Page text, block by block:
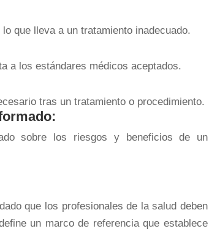
que lleva a un tratamiento inadecuado.
a los estándares médicos aceptados.
tras un tratamiento o procedimiento.
sobre los riesgos y beneficios de un
que los profesionales de la salud deben
un marco de referencia que establece